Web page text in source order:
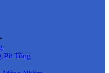
Pít Tông